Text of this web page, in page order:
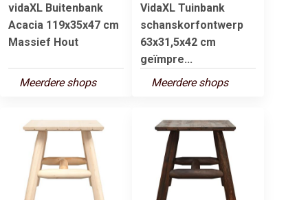
vidaXL Buitenbank
Acacia 119x35x47 cm
Massief Hout
Meerdere shops
VidaXL Tuinbank
schanskorfontwerp
63x31,5x42 cm
geïmpre...
Meerdere shops